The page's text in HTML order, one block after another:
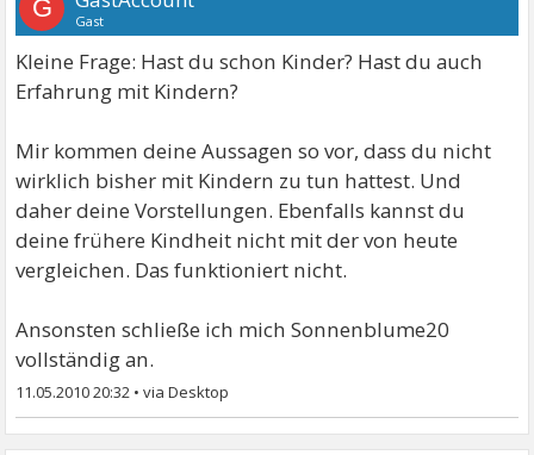
G Gast
Kleine Frage: Hast du schon Kinder? Hast du auch
Erfahrung mit Kindern?
Mir kommen deine Aussagen so vor, dass du nicht
wirklich bisher mit Kindern zu tun hattest. Und
daher deine Vorstellungen. Ebenfalls kannst du
deine frühere Kindheit nicht mit der von heute
vergleichen. Das funktioniert nicht.
Ansonsten schließe ich mich Sonnenblume20
vollständig an.
11.05.2010 20:32 •